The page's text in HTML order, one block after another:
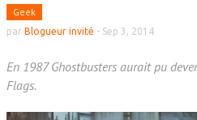
Geek
par Blogueur invité - Sep 3, 2014
En 1987 Ghostbusters aurait pu
Flags.